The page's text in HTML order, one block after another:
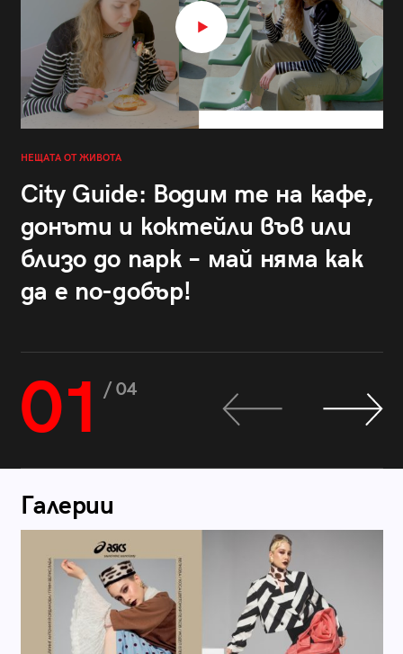
НЕЩАТА ОТ ЖИВОТА
City Guide: Водим те на кафе,
донъти и коктейли във или
близо до парк – май няма как
да е по-добър!
01 / 04
Галерии